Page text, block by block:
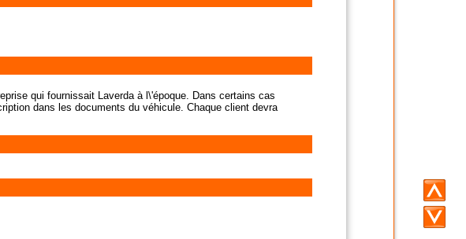
qui fournissait Laverda à l\'époque. Dans certains cas
dans les documents du véhicule. Chaque client devra